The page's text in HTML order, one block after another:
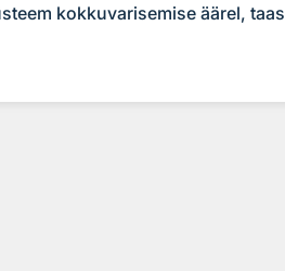
kokkuvarisemise äärel, taas